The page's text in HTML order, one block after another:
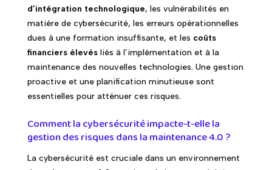
d’intégration technologique, les vulnérabilités en
matière de cybersécurité, les erreurs opérationnelles
dues à une formation insuffisante, et les coûts
financiers élevésliés à l’implémentation et à la
maintenance des nouvelles technologies. Une gestion
proactive et une planification minutieuse sont
essentielles pour atténuer ces risques.
Comment la cybersécurité impacte-t-elle la
gestion des risques dans la maintenance 4.0 ?
La cybersécurité est cruciale dans un environnement